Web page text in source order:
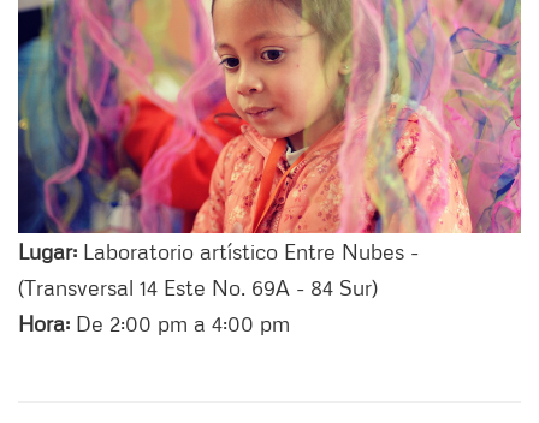
Lugar: Laboratorio artístico Entre Nubes -
(Transversal 14 Este No. 69A - 84 Sur)
Hora: De 2:00 pm a 4:00 pm